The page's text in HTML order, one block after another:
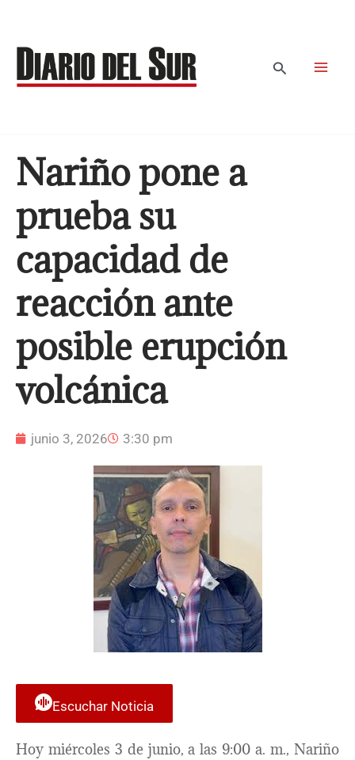
contenido
Buscar
Nariño pone a
prueba su
capacidad de
reacción ante
posible erupción
volcánica
junio 3, 2026 3:30 pm
Escuchar Noticia
Hoy miércoles 3 de junio, a las 9:00 a. m., Nariño